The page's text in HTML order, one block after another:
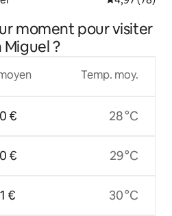
moment pour visiter
Miguel ?
€
€
€
Temp. moy.
28 °C
29 °C
30 °C